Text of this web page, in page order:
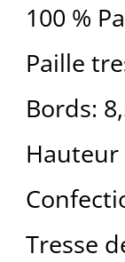
100 %
Paille
Bords:
Hauteur
Tresse